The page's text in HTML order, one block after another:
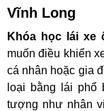
Vĩnh Long
Khóa học lái xe
muốn điều khiển
cá nhân hoặc gia
loại bằng lái
tượng như nhân